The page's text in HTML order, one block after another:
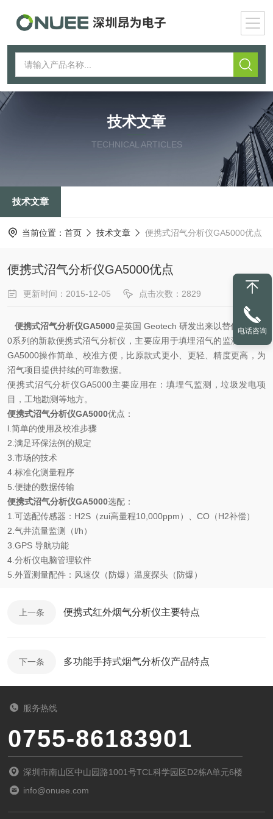
技术文章
TECHNICAL ARTICLES
技术文章
当前位置： 首页 技术文章 便携式沼气分析仪GA5000优点
便携式沼气分析仪GA5000优点
更新时间：2015-12-05 点击次数：2829
便携式沼气分析仪GA5000是英国 Geotech 研发出来以替代GA200
0系列的新款便携式沼气分析仪，主要应用于填埋沼气的监测工作。
GA5000操作简单、校准方便，比原款式更小、更轻、精度更高，为
沼气项目提供持续的可靠数据。
便携式沼气分析仪GA5000主要应用在：填埋气监测，垃圾发电项
目，工地勘测等地方。
便携式沼气分析仪GA5000优点：
l.简单的使用及校准步骤
2.满足环保法例的规定
3.市场的技术
4.标准化测量程序
5.便捷的数据传输
便携式沼气分析仪GA5000选配：
1.可选配传感器：H2S（zui高量程10,000ppm）、CO（H2补偿）
2.气井流量监测（l/h）
3.GPS 导航功能
4.分析仪电脑管理软件
5.外置测量配件：风速仪（防爆）温度探头（防爆）
上一条 便携式红外烟气分析仪主要特点
下一条 多功能手持式烟气分析仪产品特点
服务热线
0755-86183901
深圳市南山区中山园路1001号TCL科学园区D2栋A单元6楼
info@onuee.com
电话咨询